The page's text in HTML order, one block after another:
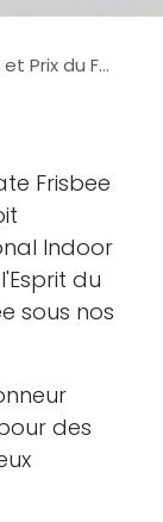
Fair-Play !
Frisbee
Indoor
du
sous nos
des